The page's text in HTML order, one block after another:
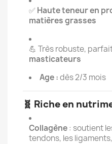
✅ Haute teneur en
matières grasses
💪 Très robuste,
masticateurs
Age :dès 2/3 mois
🧬 Riche en
Collagène: soutient
tendons, les